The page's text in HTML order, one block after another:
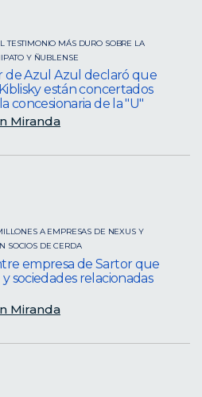
TESTIMONIO MÁS DURO SOBRE LA
Y ÑUBLENSE
de Azul Azul declaró que
están concertados
concesionaria de la "U"
Miranda
A EMPRESAS DE NEXUS Y
SOCIOS DE CERDA
empresa de Sartor que
sociedades relacionadas
Miranda